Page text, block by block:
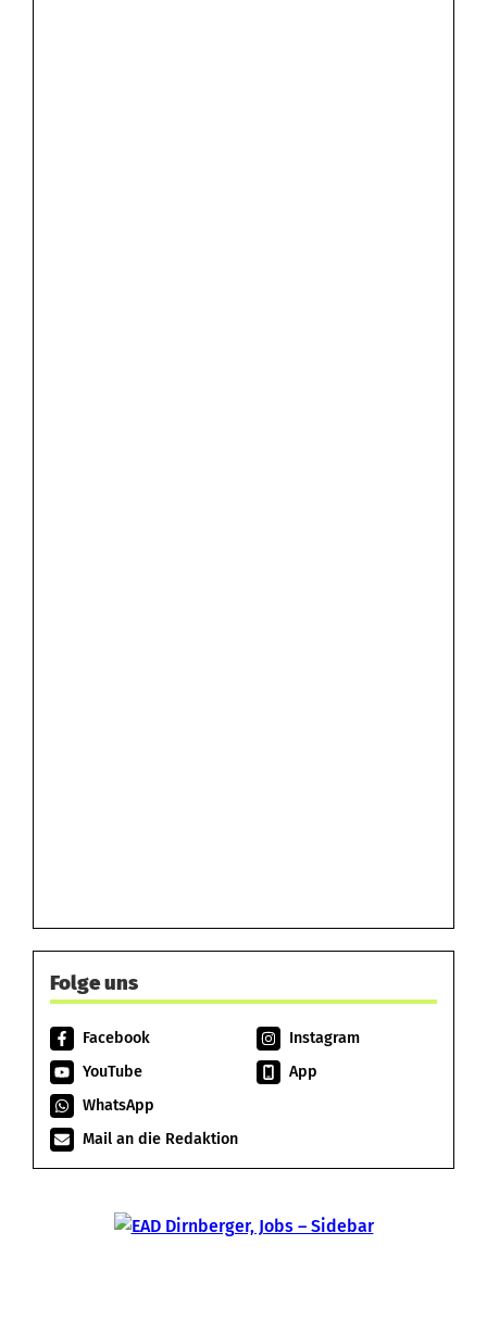
Folge uns
Facebook
Instagram
YouTube
App
WhatsApp
Mail an die Redaktion